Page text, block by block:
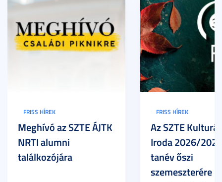
FRISS HÍREK
Meghívó az SZTE ÁJTK
NRTI alumni
találkozójára
FRISS HÍREK
Az SZTE
Iroda 2026/
tanév őszi
szemeszterére